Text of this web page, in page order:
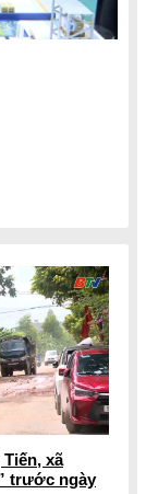
xã
trước ngày